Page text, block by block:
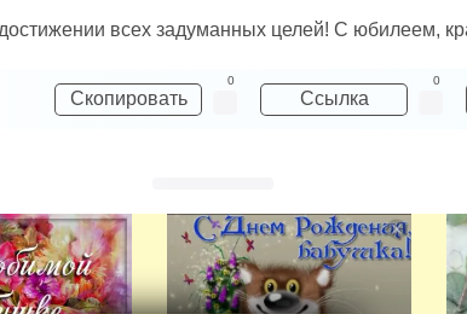
всех задуманных целей! С юбилеем,
Скопировать
0
Ссылка
0